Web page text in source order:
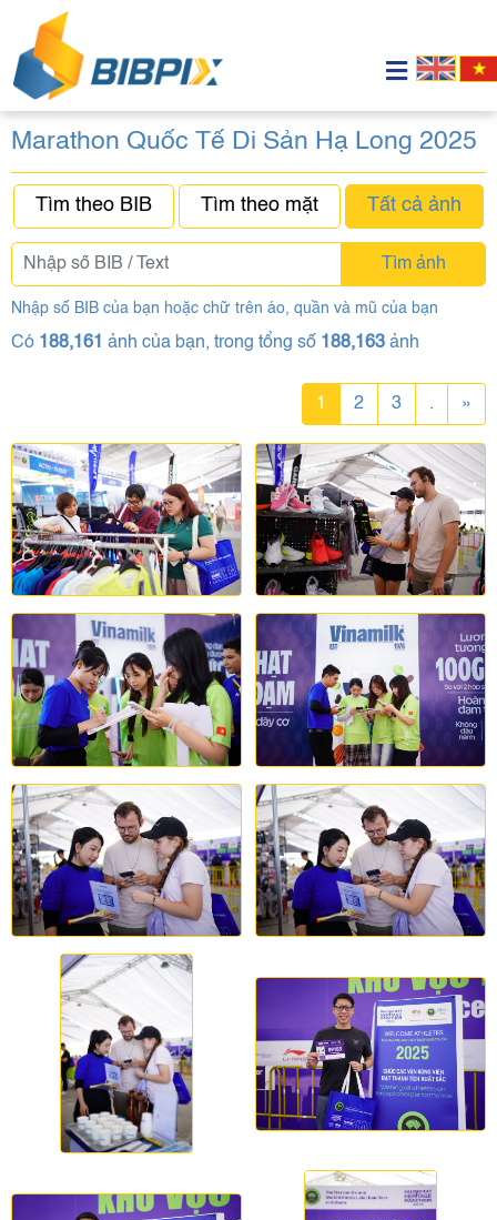
Marathon Quốc Tế Di Sản Hạ Long 2025
Tìm theo BIB Tìm theo mặt Tất cả ảnh
Tìm ảnh
Nhập số BIB của bạn hoặc chữ trên áo, quần và mũ của bạn
Có 188,161 ảnh của bạn, trong tổng số 188,163 ảnh
1 2 3 . »